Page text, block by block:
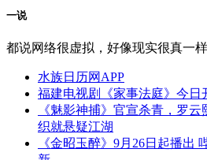
一说
都说网络很虚拟，好像现实很真一样
水族日历网APP
福建电视剧《家事法庭》今日
《魅影神捕》官宣杀青，罗
织就悬疑江湖
《金昭玉醉》9月26日起播出